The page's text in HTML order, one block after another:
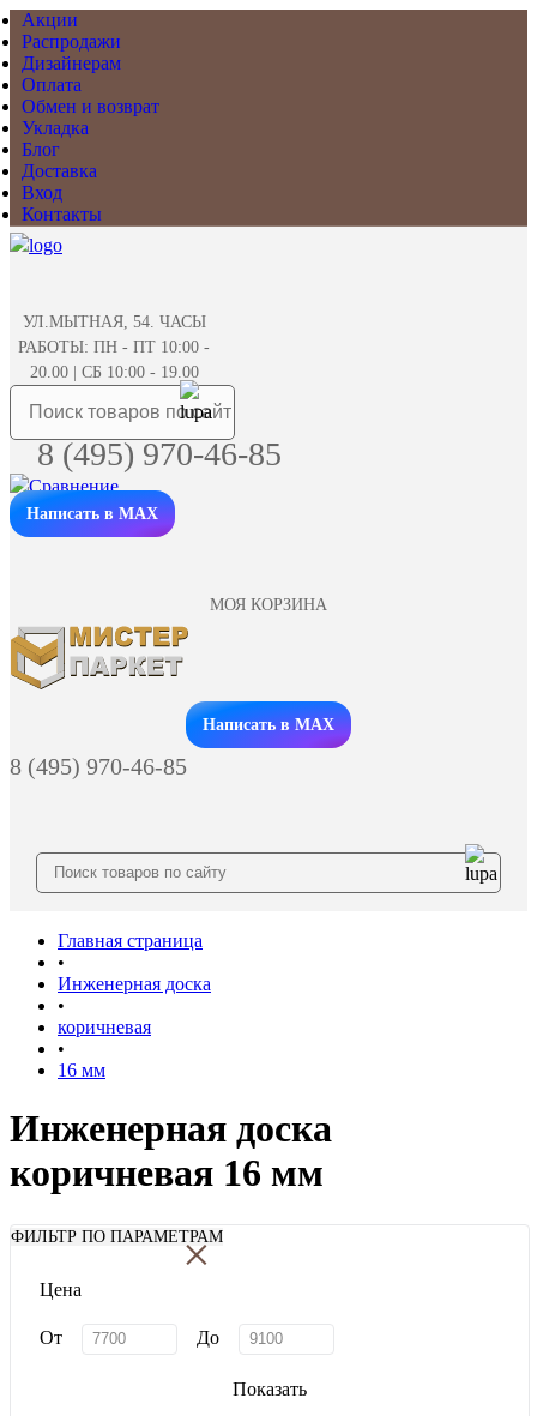
Акции
Распродажи
Дизайнерам
Оплата
Обмен и возврат
Укладка
Блог
Доставка
Вход
Контакты
УЛ.МЫТНАЯ, 54. ЧАСЫ
РАБОТЫ: ПН - ПТ 10:00 -
20.00 | СБ 10:00 - 19.00
8 (495) 970-46-85
Написать в MAX
МОЯ КОРЗИНА
Заказать звонок
Написать в MAX
8 (495) 970-46-85
Главная страница
•
Инженерная доска
•
коричневая
•
16 мм
Инженерная доска
коричневая 16 мм
ФИЛЬТР ПО ПАРАМЕТРАМ
×
Цена
От До
Показать